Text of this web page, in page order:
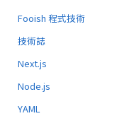
Fooish 程式技術
技術誌
Next.js
Node.js
YAML